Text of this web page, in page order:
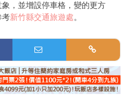
，並增設停車格，變的更方
考新竹縣交通旅遊處。